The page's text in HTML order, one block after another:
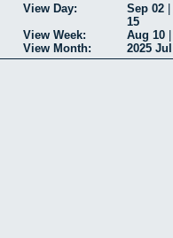
View Day: Sep 02
15
View Week:
Aug 10
View Month:
2025 Jul